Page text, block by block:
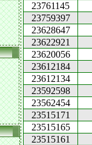
23761145
23759397
23628647
23622921
23620056
23612184
23612134
23592598
23562454
23515171
23515165
23515161